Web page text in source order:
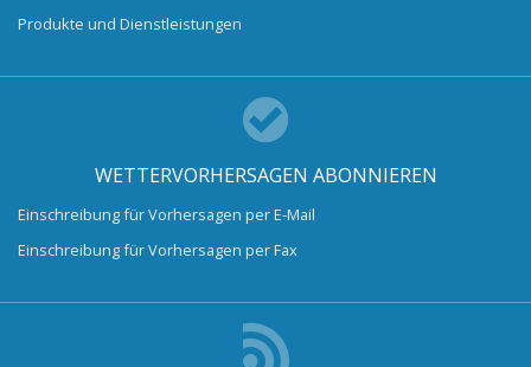
Produkte und Dienstleistungen
WETTERVORHERSAGEN ABONNIEREN
Einschreibung für Vorhersagen per E-Mail
Einschreibung für Vorhersagen per Fax